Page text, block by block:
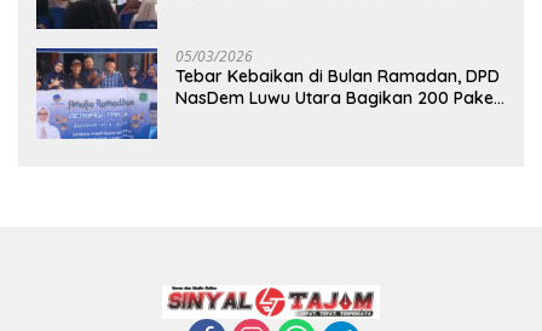
05/03/2026
Tebar Kebaikan di Bulan Ramadan, DPD
NasDem Luwu Utara Bagikan 200 Paket